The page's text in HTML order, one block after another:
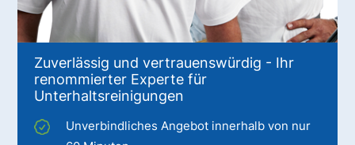
Zuverlässig und vertrauenswürdig - Ihr
renommierter Experte für
Unterhaltsreinigungen
Unverbindliches Angebot innerhalb von nur